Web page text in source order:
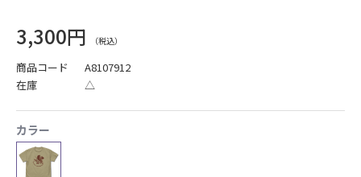
3,300円
商品コード
A8107912
在庫
△
カラー